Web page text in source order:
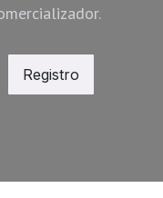
Registro